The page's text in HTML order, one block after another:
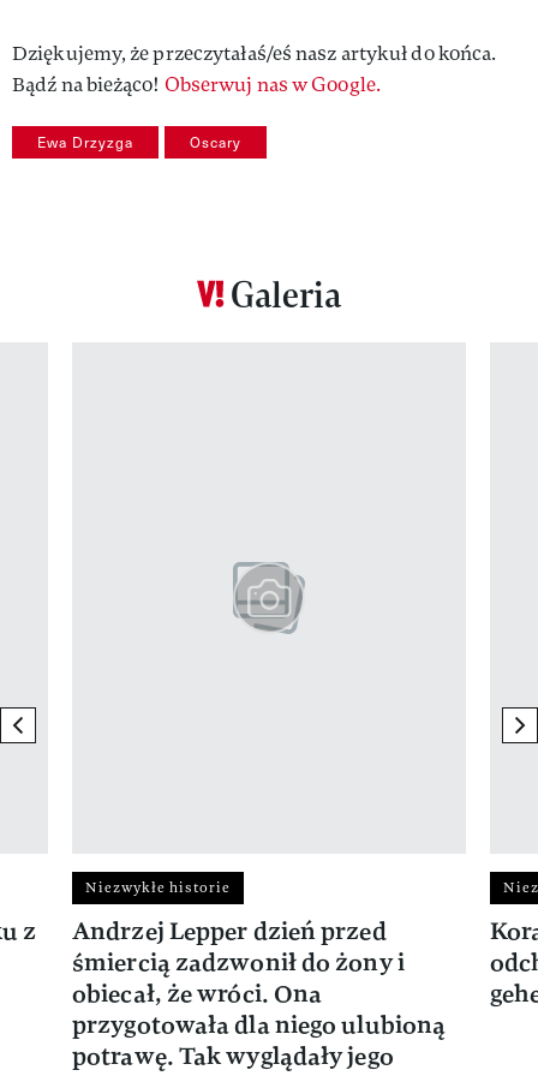
Dziękujemy, że przeczytałaś/eś nasz artykuł do końca.
Bądź na bieżąco! Obserwuj nas w Google.
Ewa Drzyzga Oscary
Galeria
previous element
z
Niezwykłe historie
Andrzej Lepper dzień przed
śmiercią zadzwonił do żony i
obiecał, że wróci. Ona
przygotowała dla niego ulubioną
potrawę. Tak wyglądały jego